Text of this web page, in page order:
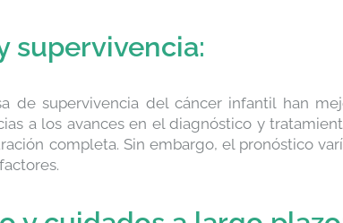
supervivencia:
de supervivencia del cáncer infantil han
a los avances en el diagnóstico y
completa. Sin embargo, el pronóstico